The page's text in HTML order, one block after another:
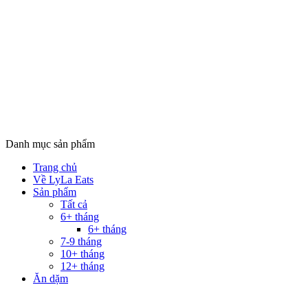
Danh mục sản phẩm
Trang chủ
Về LyLa Eats
Sản phẩm
Tất cả
6+ tháng
6+ tháng
7-9 tháng
10+ tháng
12+ tháng
Ăn dặm